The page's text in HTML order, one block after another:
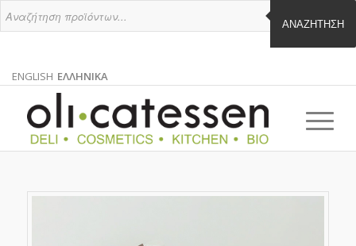
ΑΝΑΖΉΤΗΣΗ
ENGLISH
ΑΓΓΛΙΚΑ
ΕΛΛΗΝΙΚΑ
ΕΛΛΗΝΙΚΑ
EL